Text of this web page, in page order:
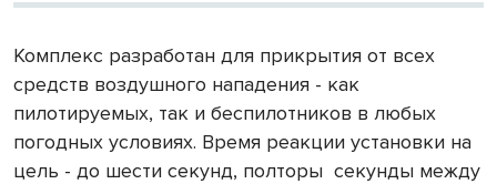
Комплекс разработан для прикрытия от всех
средств воздушного нападения - как
пилотируемых, так и беспилотников в любых
погодных условиях. Время реакции установки на
цель - до шести секунд, полторы секунды между